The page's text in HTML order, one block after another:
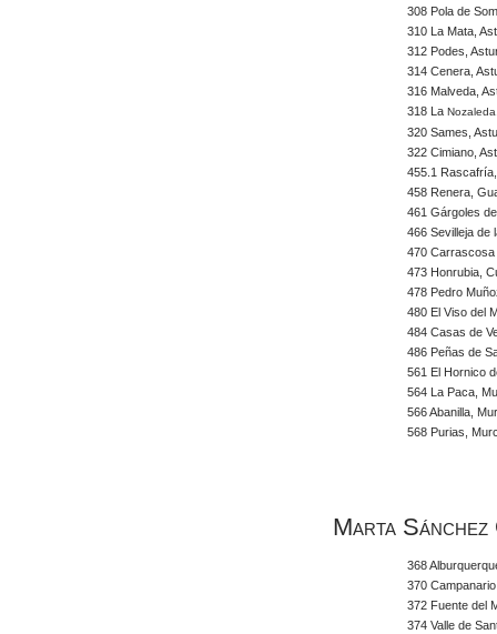
308 Pola de
310 La Mata,
312 Podes,
314 Cenera,
316 Malveda,
318 La
320 Sames,
322 Cimiano,
455.1
458 Renera,
461 Gárgoles
466 Sevilleja de
470
473 Honrubia,
478 Pedro
480 El Viso del
484 Casas de
486 Peñas de
561 El Hornico
564 La Paca,
566 Abanilla,
568 Purias,
Marta
368
370
372 Fuente del
374 Valle de